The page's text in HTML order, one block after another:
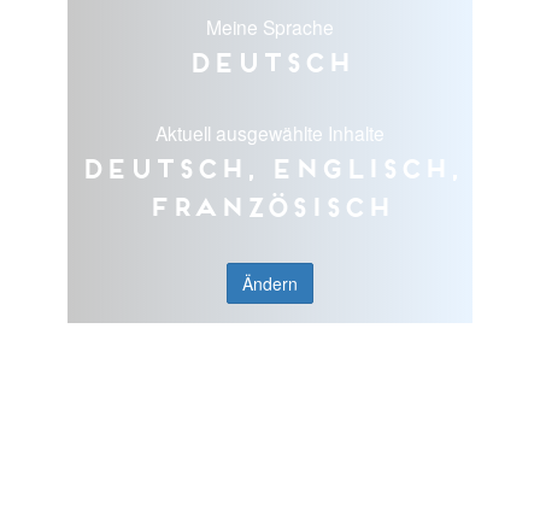
Meine Sprache
Deutsch
Aktuell ausgewählte Inhalte
Deutsch, Englisch,
Französisch
Ändern